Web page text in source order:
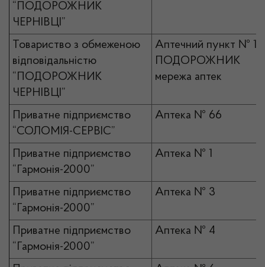
“ПОДОРОЖНИК
ЧЕРНІВЦІ”
Товариство з обмеженою
відповідальністю
“ПОДОРОЖНИК
ЧЕРНІВЦІ”
Аптечний пункт № 1
ПОДОРОЖНИК
мережа аптек
Приватне підприємство
“СОЛОМІЯ-СЕРВІС”
Аптека № 66
Приватне підприємство
“Гармонія-2000”
Аптека № 1
Приватне підприємство
“Гармонія-2000”
Аптека № 3
Приватне підприємство
“Гармонія-2000”
Аптека № 4